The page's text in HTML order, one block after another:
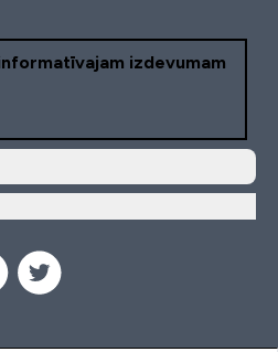
izdevumam